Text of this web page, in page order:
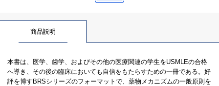
商品説明
本書は、医学、歯学、およびその他の医療関連の学生をUSMLEの合格
へ導き、その後の臨床においても自信をもたらすための一冊である。好
評を博すBRSシリーズのフォーマットで、薬物メカニズムの一般原則を